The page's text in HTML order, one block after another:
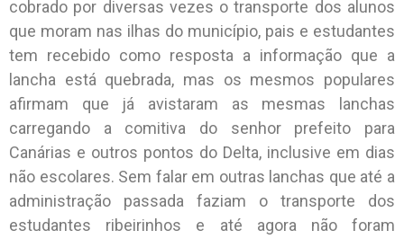
cobrado por diversas vezes o transporte dos alunos
que moram nas ilhas do município, pais e estudantes
tem recebido como resposta a informação que a
lancha está quebrada, mas os mesmos populares
afirmam que já avistaram as mesmas lanchas
carregando a comitiva do senhor prefeito para
Canárias e outros pontos do Delta, inclusive em dias
não escolares. Sem falar em outras lanchas que até a
administração passada faziam o transporte dos
estudantes ribeirinhos e até agora não foram